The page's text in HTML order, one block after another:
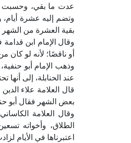
عدت ما بقي، وحسبت
وتضم إليه عشرة
بقية العشرة من الشهر
أو ناقصًا؛ لأنه لو كان
عند الحنابلة، إلى أنها
بعض الشهر فقال أبو
الطلاق، وأخواته
اعتبرناها في الأيام